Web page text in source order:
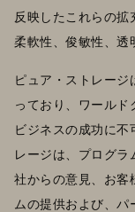
反映したこれらの
柔軟性、俊敏性、透
ピュア・ストレー
っており、ワール
ビジネスの成功に不
レージは、プログ
社からの意見、お客
ムの提供および、